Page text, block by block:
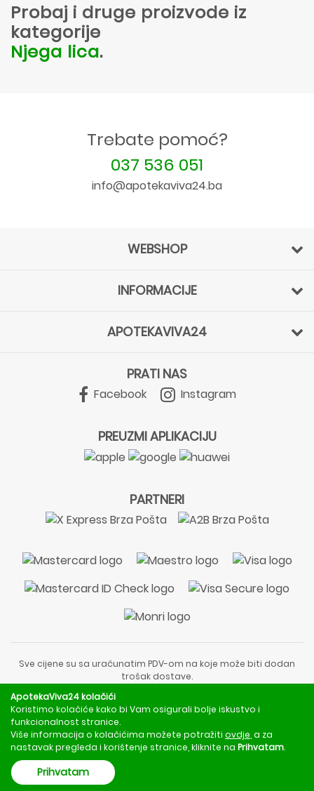
Probaj i druge proizvode iz
kategorije
Njega lica.
Trebate pomoć?
037 536 051
info@apotekaviva24.ba
WEBSHOP
INFORMACIJE
APOTEKAVIVA24
PRATI NAS
Facebook Instagram
PREUZMI APLIKACIJU
PARTNERI
Sve cijene su sa uračunatim PDV-om na koje može biti dodan
trošak dostave.
liječnički pregled ili savjet farmaceuta.
Za obavijesti o mjerama opreza, rizicima i nuspojavama
obratite se svom liječniku ili farmaceutu.
Copyright © 2020 - 2026 | ApotekaViva24 | Sva prava zadržava
ApotekaViva24 kolačići
Koristimo kolačiće kako bi Vam osigurali bolje iskustvo i
funkcionalnost stranice.
Više informacija o kolačićima možete potražiti ovdje , a za
nastavak pregleda i korištenje stranice, kliknite na Prihvatam.
Prihvatam